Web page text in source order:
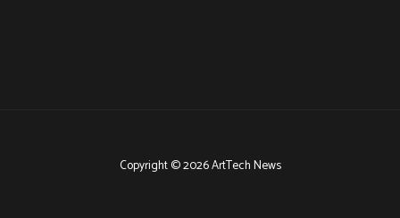
Copyright © 2026 ArtTech News